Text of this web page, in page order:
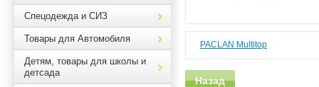
Спецодежда и СИЗ
Товары для Автомобиля
Детям, товары для школы и
детсада
PACLAN Multitop
Назад